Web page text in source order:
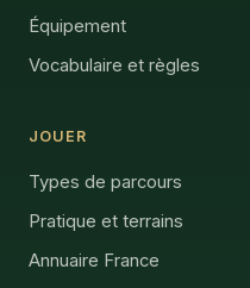
Équipement
Vocabulaire et règles
JOUER
Types de parcours
Pratique et terrains
Annuaire France